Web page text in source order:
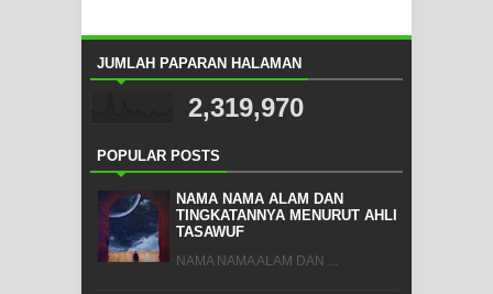
JUMLAH PAPARAN HALAMAN
2,319,970
POPULAR POSTS
NAMA NAMA ALAM DAN
TINGKATANNYA MENURUT AHLI
TASAWUF
NAMA NAMA ALAM DAN ...